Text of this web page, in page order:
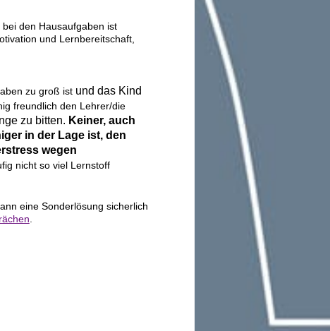
den Hausaufgaben ist
und Lernbereitschaft,
zu groß ist und das Kind
freundlich den Lehrer/die
zu bitten. Keiner, auch
in der Lage ist, den
wegen
nicht so viel Lernstoff
eine Sonderlösung sicherlich